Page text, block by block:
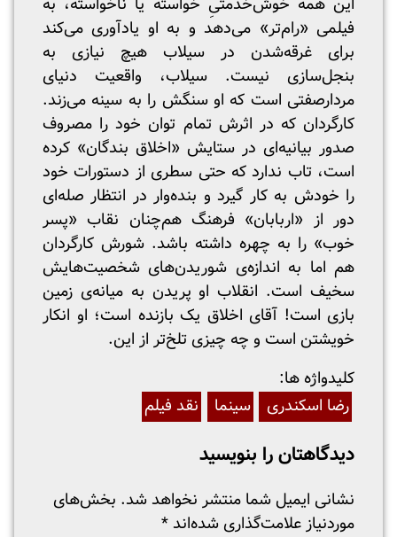
فیلمی «رام‌تر» می‌دهد و به او یادآوری می‌کند
برای غرقه‌شدن در سیلاب هیچ نیازی به
بنجل‌سازی نیست. سیلاب، واقعیت دنیای
مردارصفتی است که او سنگش را به سینه می‌زند.
کارگردان که در اثرش تمام توان خود را مصروف
صدور بیانیه‌ای در ستایش «اخلاق بندگان» کرده
است، تاب ندارد که حتی سطری از دستورات خود
را خودش به کار گیرد و بنده‌وار در انتظار صله‌ای
دور از «اربابان» فرهنگ هم‌چنان نقاب «پسر
خوب» را به چهره داشته باشد. شورش کارگردان
هم اما به اندازه‌ی شوریدن‌های شخصیت‌هایش
سخیف است. انقلاب او پریدن به میانه‌ی زمین
بازی است! آقای اخلاق یک بازنده است؛ او انکار
خویشتن است و چه چیزی تلخ‌تر از این.
:کلیدواژه ها
رضا اسکندری
سینما نقد فیلم
دیدگاهتان را بنویسید
نشانی ایمیل شما منتشر نخواهد شد. بخش‌های
موردنیاز علامت‌گذاری شده‌اند *